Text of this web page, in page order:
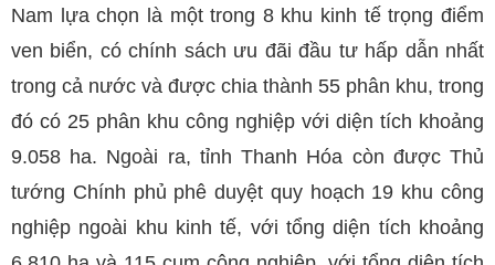
Nam lựa chọn là một trong 8 khu kinh tế trọng điểm
ven biển, có chính sách ưu đãi đầu tư hấp dẫn nhất
trong cả nước và được chia thành 55 phân khu, trong
đó có 25 phân khu công nghiệp với diện tích khoảng
9.058 ha. Ngoài ra, tỉnh Thanh Hóa còn được Thủ
tướng Chính phủ phê duyệt quy hoạch 19 khu công
nghiệp ngoài khu kinh tế, với tổng diện tích khoảng